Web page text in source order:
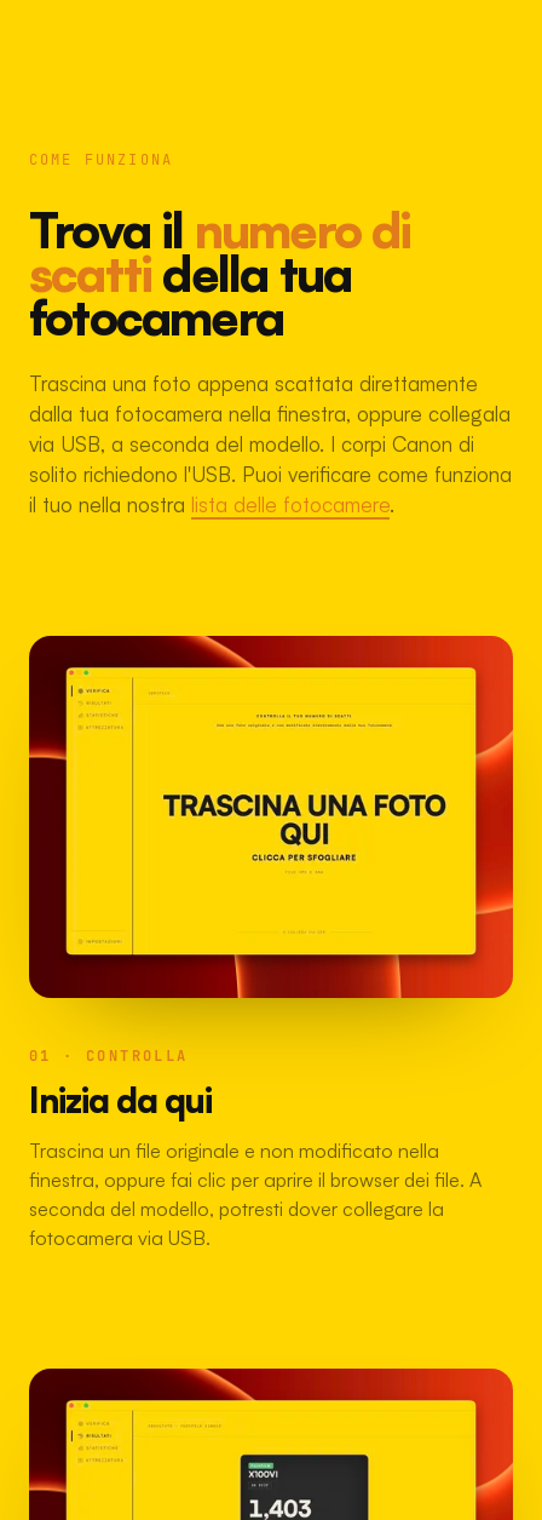
COME FUNZIONA
Trova il numero di
scatti della tua
fotocamera
Trascina una foto appena scattata direttamente
dalla tua fotocamera nella finestra, oppure collegala
via USB, a seconda del modello. I corpi Canon di
solito richiedono l'USB. Puoi verificare come funziona
il tuo nella nostra lista delle fotocamere.
01 · CONTROLLA
Inizia da qui
Trascina un file originale e non modificato nella
finestra, oppure fai clic per aprire il browser dei file. A
seconda del modello, potresti dover collegare la
fotocamera via USB.